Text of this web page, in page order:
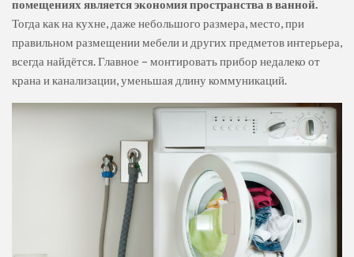
помещениях является экономия пространства в ванной.
Тогда как на кухне, даже небольшого размера, место, при
правильном размещении мебели и других предметов интерьера,
всегда найдётся. Главное – монтировать прибор недалеко от
крана и канализации, уменьшая длину коммуникаций.